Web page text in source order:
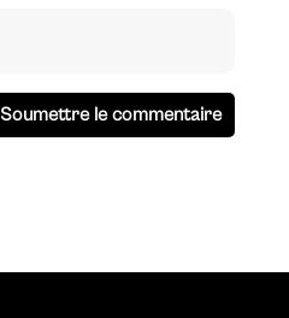
Soumettre le commentaire